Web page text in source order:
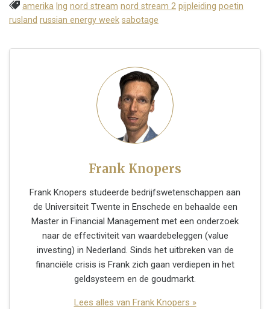
amerika lng nord stream nord stream 2 pijpleiding poetin
rusland russian energy week sabotage
Frank Knopers
Frank Knopers studeerde bedrijfswetenschappen aan
de Universiteit Twente in Enschede en behaalde een
Master in Financial Management met een onderzoek
naar de effectiviteit van waardebeleggen (value
investing) in Nederland. Sinds het uitbreken van de
financiële crisis is Frank zich gaan verdiepen in het
geldsysteem en de goudmarkt.
Lees alles van Frank Knopers »